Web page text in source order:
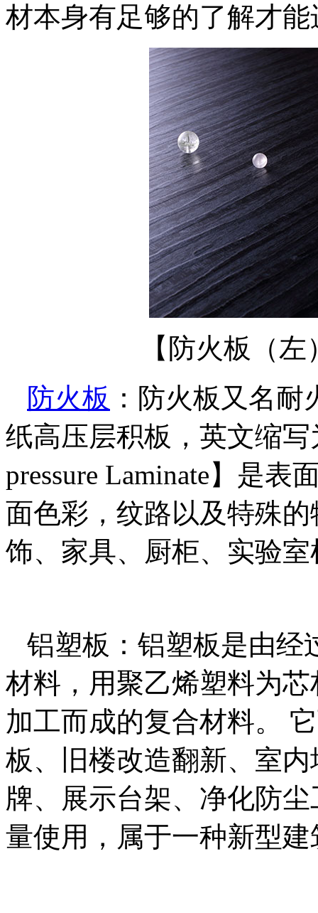
材本身有足够的了解才
【防火板（
防火板 ：防火板又名
纸高压层积板，英文缩写
pressure Laminate】是
面色彩，纹路以及特殊
饰、家具、厨柜、实验
铝塑板：铝塑板是由经
材料，用聚乙烯塑料为
加工而成的复合材料。
板、旧楼改造翻新、室
牌、展示台架、净化防
量使用，属于一种新型